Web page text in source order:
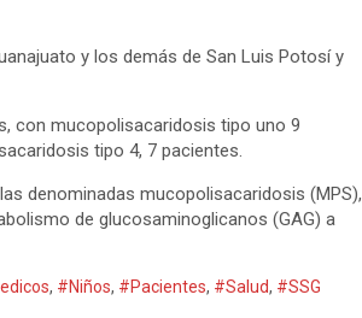
y los demás de San Luis Potosí y
con mucopolisacaridosis tipo uno 9
tipo 4, 7 pacientes.
denominadas mucopolisacaridosis (MPS),
de glucosaminoglicanos (GAG) a
, #Niños, #Pacientes, #Salud, #SSG